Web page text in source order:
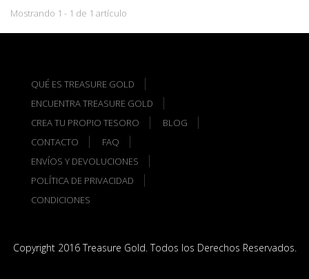
Mostrando 1 - 1 de 1 artículo
QUÉ ES TREASURE GOLD
ENCUENTRA TREASURE GOLD
CREA TU PROPIO TESORO
BLOG
CONTACTO
FAQ
ENVÍOS Y DEVOLUCIONES
POLÍTICA DE PRIVACIDAD
CONDICIONES
Copyright 2016 Treasure Gold. Todos los Derechos Reservados.